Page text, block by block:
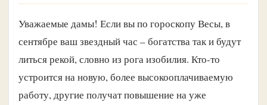
Уважаемые дамы! Если вы по гороскопу Весы, в
сентябре ваш звездный час – богатства так и будут
литься рекой, словно из рога изобилия. Кто-то
устроится на новую, более высокооплачиваемую
работу, другие получат повышение на уже